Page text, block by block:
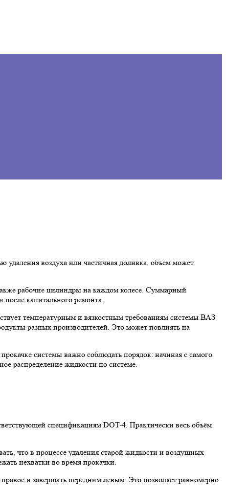
удаления воздуха или частичная доливка, объем может
рабочие цилиндры на каждом колесе. Суммарный
капитального ремонта.
температурным и вязкостным требованиям системы ВАЗ
разных производителей. Это может повлиять на
системы важно соблюдать порядок: начиная с самого
распределение жидкости по системе.
спецификациям DOT-4. Практически весь объём
что в процессе удаления старой жидкости и воздушных
нехватки во время прокачки.
и завершать передним левым. Это позволяет равномерно